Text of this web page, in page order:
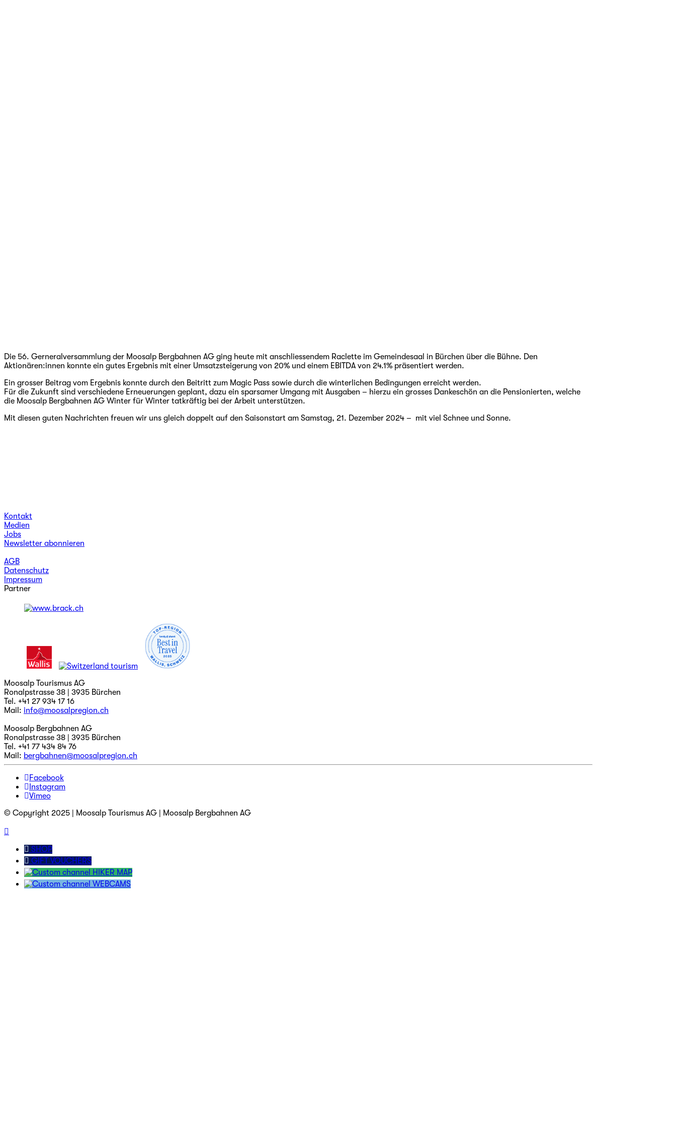
Die 56. Gerneralversammlung der Moosalp Bergbahnen AG ging heute mit anschliessendem Raclette im Gemeindesaal in Bürchen über die Bühne. Den
Aktionären:innen konnte ein gutes Ergebnis mit einer Umsatzsteigerung von 20% und einem EBITDA von 24.1% präsentiert werden.
Ein grosser Beitrag vom Ergebnis konnte durch den Beitritt zum Magic Pass sowie durch die winterlichen Bedingungen erreicht werden.
Für die Zukunft sind verschiedene Erneuerungen geplant, dazu ein sparsamer Umgang mit Ausgaben – hierzu ein grosses Dankeschön an die Pensionierten, welche
die Moosalp Bergbahnen AG Winter für Winter tatkräftig bei der Arbeit unterstützen.
Mit diesen guten Nachrichten freuen wir uns gleich doppelt auf den Saisonstart am Samstag, 21. Dezember 2024 – mit viel Schnee und Sonne.
Kontakt
Medien
Jobs
Newsletter abonnieren
AGB
Datenschutz
Impressum
Partner
Moosalp Tourismus AG
Ronalpstrasse 38 | 3935 Bürchen
Tel. +41 27 934 17 16
Mail: info@moosalpregion.ch
Moosalp Bergbahnen AG
Ronalpstrasse 38 | 3935 Bürchen
Tel. +41 77 434 84 76
Mail: bergbahnen@moosalpregion.ch
Facebook
Instagram
Vimeo
© Copyright 2025 | Moosalp Tourismus AG | Moosalp Bergbahnen AG
SHOP
GIFT VOUCHERS
HIKER MAP
WEBCAMS